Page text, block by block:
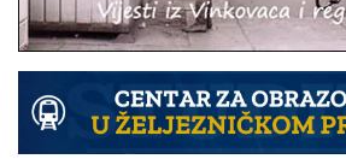
Budica.info